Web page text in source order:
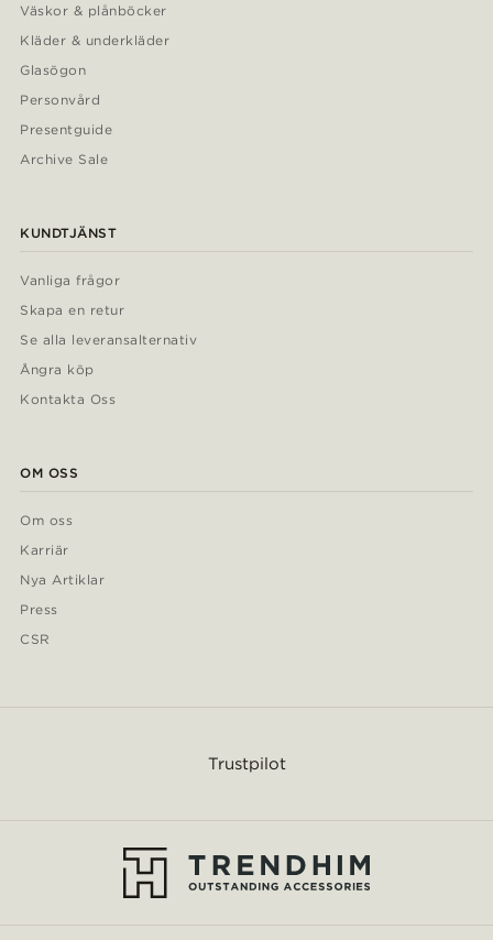
Väskor & plånböcker
Kläder & underkläder
Glasögon
Personvård
Presentguide
Archive Sale
KUNDTJÄNST
Vanliga frågor
Skapa en retur
Se alla leveransalternativ
Ångra köp
Kontakta Oss
OM OSS
Om oss
Karriär
Nya Artiklar
Press
CSR
Trustpilot